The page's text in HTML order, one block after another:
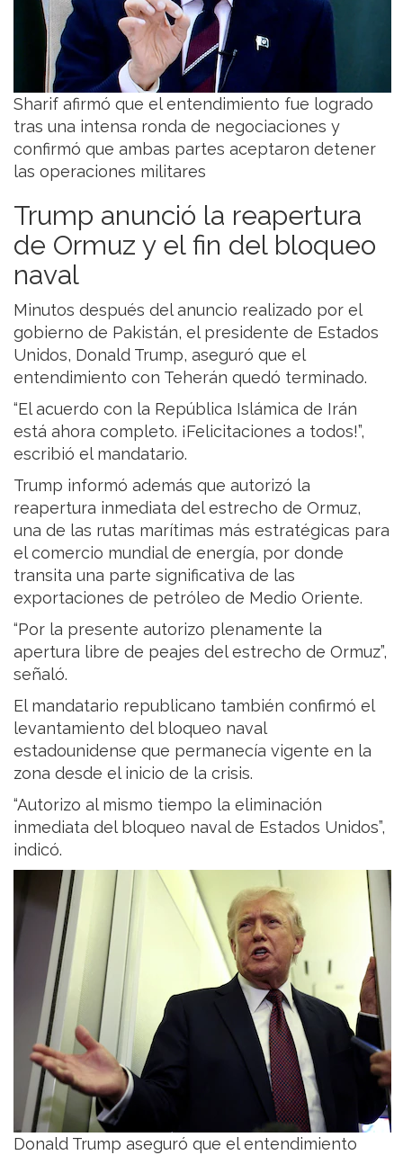
Sharif afirmó que el entendimiento fue logrado
tras una intensa ronda de negociaciones y
confirmó que ambas partes aceptaron detener
las operaciones militares
Trump anunció la reapertura
de Ormuz y el fin del bloqueo
naval
Minutos después del anuncio realizado por el
gobierno de Pakistán, el presidente de Estados
Unidos, Donald Trump, aseguró que el
entendimiento con Teherán quedó terminado.
“El acuerdo con la República Islámica de Irán
está ahora completo. ¡Felicitaciones a todos!”,
escribió el mandatario.
Trump informó además que autorizó la
reapertura inmediata del estrecho de Ormuz,
una de las rutas marítimas más estratégicas para
el comercio mundial de energía, por donde
transita una parte significativa de las
exportaciones de petróleo de Medio Oriente.
“Por la presente autorizo plenamente la
apertura libre de peajes del estrecho de Ormuz”,
señaló.
El mandatario republicano también confirmó el
levantamiento del bloqueo naval
estadounidense que permanecía vigente en la
zona desde el inicio de la crisis.
“Autorizo al mismo tiempo la eliminación
inmediata del bloqueo naval de Estados Unidos”,
indicó.
Donald Trump aseguró que el entendimiento